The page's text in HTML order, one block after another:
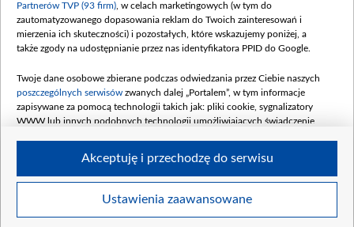
© 2026 Telewizja Polska S. A. w likwidacji
Partnerów TVP (93 firm) , w celach marketingowych (w tym do
zautomatyzowanego dopasowania reklam do Twoich zainteresowań i
mierzenia ich skuteczności) i pozostałych, które wskazujemy poniżej, a
także zgody na udostępnianie przez nas identyfikatora PPID do Google.
Twoje dane osobowe zbierane podczas odwiedzania przez Ciebie naszych
poszczególnych serwisów zwanych dalej „Portalem”, w tym informacje
zapisywane za pomocą technologii takich jak: pliki cookie, sygnalizatory
WWW lub innych podobnych technologii umożliwiających świadczenie
Twoje dane osobowe zbierane podczas odwiedzania przez Ciebie
Ustawienia zaawansowane
Akceptuję i przechodzę do serwisu